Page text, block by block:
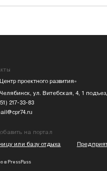
проектного развития»
Челябинск, ул. Витебская, 4, 1
217-33-83
на портал
или базу отдыха
в PressPass